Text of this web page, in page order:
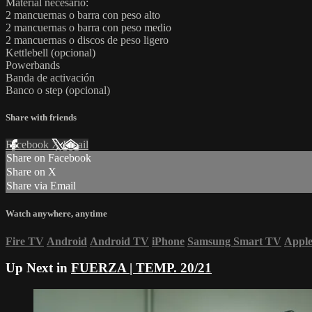
Material necesario:
2 mancuernas o barra con peso alto
2 mancuernas o barra con peso medio
2 mancuernas o discos de peso ligero
Kettlebell (opcional)
Powerbands
Banda de activación
Banco o step (opcional)
Share with friends
Facebook XEmail
Share on Facebook
Share on X
Share via Email
Watch anywhere, anytime
Fire TV Android Android TV iPhone Samsung Smart TV
Up Next in FUERZA | TEMP. 20/21